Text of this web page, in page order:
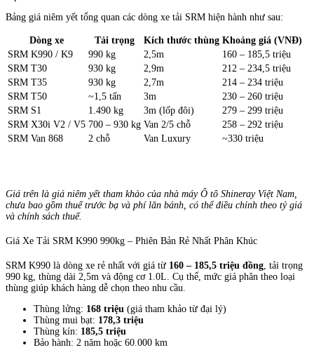
Bảng giá niêm yết tổng quan các dòng xe tải SRM hiện hành như sau:
Dòng xe Tải trọng Kích thước thùng Khoảng giá (VNĐ)
SRM K990 / K9
990 kg 2,5m
160 – 185,5 triệu
SRM T30
930 kg 2,9m
212 – 234,5 triệu
SRM T35
930 kg 2,7m
214 – 234 triệu
SRM T50
~1,5 tấn 3m
230 – 260 triệu
SRM S1
1.490 kg 3m (lốp đôi)
279 – 299 triệu
SRM X30i V2 / V5 700 – 930 kg Van 2/5 chỗ
258 – 292 triệu
SRM Van 868
2 chỗ Van Luxury ~330 triệu
Giá trên là giá niêm yết tham khảo của nhà máy Ô tô Shineray Việt Nam,
chưa bao gồm thuế trước bạ và phí lăn bánh, có thể điều chỉnh theo tỷ giá
và chính sách thuế.
Giá Xe Tải SRM K990 990kg – Phiên Bản Rẻ Nhất Phân Khúc
SRM K990 là dòng xe rẻ nhất với giá từ 160 – 185,5 triệu đồng , tải trọng
990 kg, thùng dài 2,5m và động cơ 1.0L. Cụ thể, mức giá phân theo loại
thùng giúp khách hàng dễ chọn theo nhu cầu.
Thùng lửng: 168 triệu (giá tham khảo từ đại lý)
Thùng mui bạt: 178,3 triệu
Thùng kín: 185,5 triệu
Bảo hành: 2 năm hoặc 60.000 km